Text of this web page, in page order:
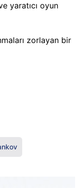
yaratıcı oyun
zorlayan bir